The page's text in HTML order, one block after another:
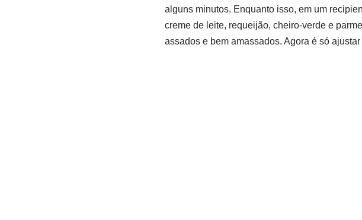
alguns minutos. Enquanto isso, em um
creme de leite, requeijão, cheiro-verde e
assados e bem amassados. Agora é só